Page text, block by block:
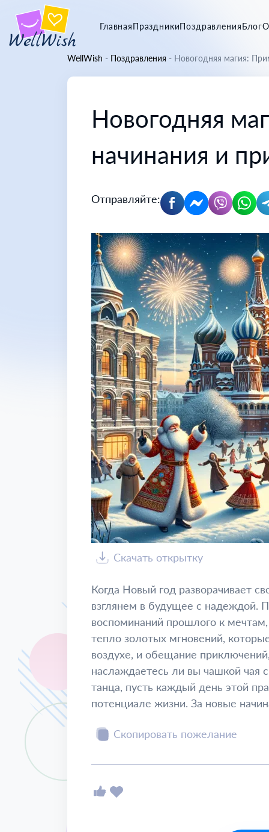
ГлавнаяПраздникиПоздравленияБлог
WellWish - Поздравления - Новогодняя магия:
Новогодняя
начинания и
Отправляйте:
Скачать открытку
Когда Новый год разворачивает
взглянем в будущее с надеждой.
воспоминаний прошлого к
тепло золотых мгновений,
воздухе, и обещание
наслаждаетесь ли вы чашкой чая
танца, пусть каждый день этой
потенциале жизни. За новые
Скопировать пожелание